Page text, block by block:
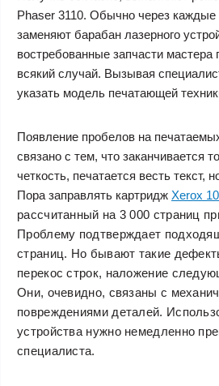
Phaser 3110. Обычно через каждые
заменяют барабан лазерного
востребованные запчасти мастера
всякий случай. Вызывая
указать модель печатающей
Появление пробелов на
связано с тем, что заканчивается
четкость, печатается весть текст,
Пора заправлять картридж Xerox
рассчитанный на 3 000 страниц
Проблему подтверждает
страниц. Но бывают такие
перекос строк, наложение
Они, очевидно, связаны с
повреждениями деталей.
устройства нужно немедленно
специалиста.